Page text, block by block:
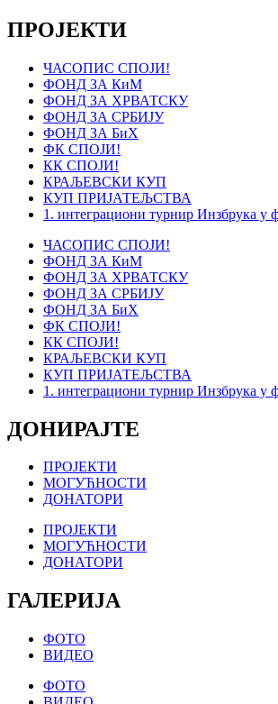
ПРОЈЕКТИ
ЧАСОПИС СПОЈИ!
ФОНД ЗА КиМ
ФОНД ЗА ХРВАТСКУ
ФОНД ЗА СРБИЈУ
ФОНД ЗА БиХ
ФК СПОЈИ!
КК СПОЈИ!
КРАЉЕВСКИ КУП
КУП ПРИЈАТЕЉСТВА
1. интеграциони турнир Инзбрука у
ЧАСОПИС СПОЈИ!
ФОНД ЗА КиМ
ФОНД ЗА ХРВАТСКУ
ФОНД ЗА СРБИЈУ
ФОНД ЗА БиХ
ФК СПОЈИ!
КК СПОЈИ!
КРАЉЕВСКИ КУП
КУП ПРИЈАТЕЉСТВА
1. интеграциони турнир Инзбрука у
ДОНИРАЈТЕ
ПРОЈЕКТИ
МОГУЋНОСТИ
ДОНАТОРИ
ПРОЈЕКТИ
МОГУЋНОСТИ
ДОНАТОРИ
ГАЛЕРИЈА
ФОТО
ВИДЕО
ФОТО